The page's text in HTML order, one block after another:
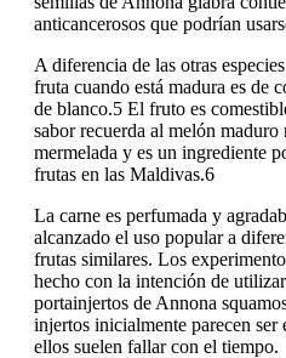
anticancerosos que podrían
A diferencia de las otras
fruta cuando está madura es de
de blanco.5 El fruto es
sabor recuerda al melón maduro
mermelada y es un ingrediente
frutas en las Maldivas.6
La carne es perfumada y
alcanzado el uso popular a
frutas similares. Los
hecho con la intención de
portainjertos de Annona
injertos inicialmente parecen ser
ellos suelen fallar con el tiempo.